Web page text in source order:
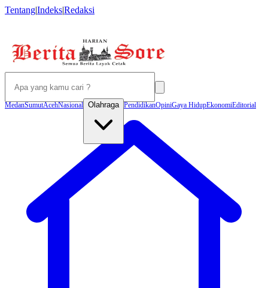
Tentang|Indeks|Redaksi
MedanSumutAcehNasional Olahraga PendidikanOpiniGaya HidupEkonomiEditorial